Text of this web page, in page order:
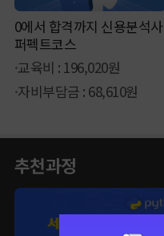
0에서 합격까지 신용분석사
퍼펙트코스
·교육비 : 196,020원
·자비부담금 : 68,610원
추천과정